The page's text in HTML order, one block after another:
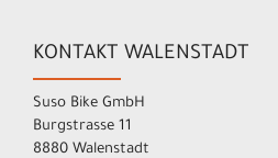
KONTAKT WALENSTADT
Suso Bike GmbH
Burgstrasse 11
8880 Walenstadt